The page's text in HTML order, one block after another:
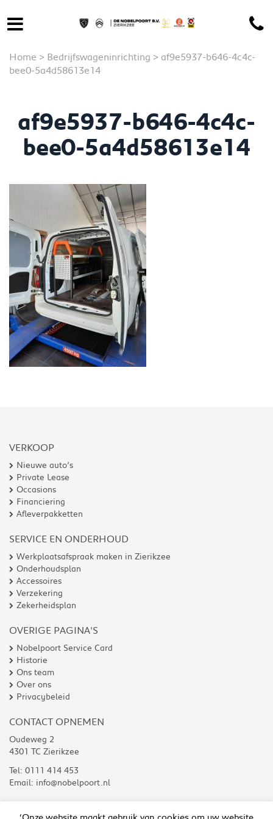
Home > Bedrijfswageninrichting > af9e5937-b646-4c4c-
bee0-5a4d58613e14
af9e5937-b646-4c4c-
bee0-5a4d58613e14
VERKOOP
Nieuwe auto’s
Private Lease
Occasions
Financiering
Afleverpakketten
SERVICE EN ONDERHOUD
Werkplaatsafspraak maken in Zierikzee
Onderhoudsplan
Accessoires
Verzekering
Zekerheidsplan
OVERIGE PAGINA'S
Nobelpoort Service Card
Historie
Ons team
Over ons
Privacybeleid
CONTACT OPNEMEN
Oudeweg 2
4301 TC Zierikzee
Tel: 0111 414 453
Email: info@nobelpoort.nl